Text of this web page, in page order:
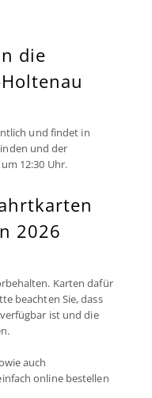
die
und findet in
und der
12:30 Uhr.
2026
Karten dafür
beachten Sie, dass
ist und die
auch
online bestellen